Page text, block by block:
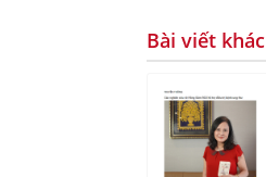
Bài viết khác